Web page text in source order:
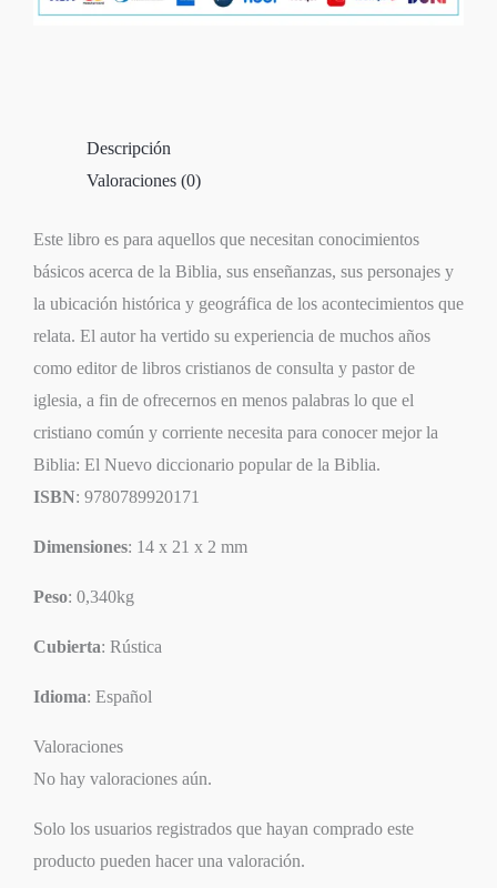
Descripción
Valoraciones (0)
Este libro es para aquellos que necesitan conocimientos
básicos acerca de la Biblia, sus enseñanzas, sus personajes y
la ubicación histórica y geográfica de los acontecimientos que
relata. El autor ha vertido su experiencia de muchos años
como editor de libros cristianos de consulta y pastor de
iglesia, a fin de ofrecernos en menos palabras lo que el
cristiano común y corriente necesita para conocer mejor la
Biblia: El Nuevo diccionario popular de la Biblia.
ISBN: 9780789920171
Dimensiones: 14 x 21 x 2 mm
Peso: 0,340kg
Cubierta: Rústica
Idioma: Español
Valoraciones
No hay valoraciones aún.
Solo los usuarios registrados que hayan comprado este
producto pueden hacer una valoración.